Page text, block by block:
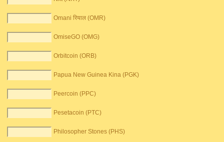
Omani रियाल (OMR)
OmiseGO (OMG)
Orbitcoin (ORB)
Papua New Guinea Kina (PGK)
Peercoin (PPC)
Pesetacoin (PTC)
Philosopher Stones (PHS)